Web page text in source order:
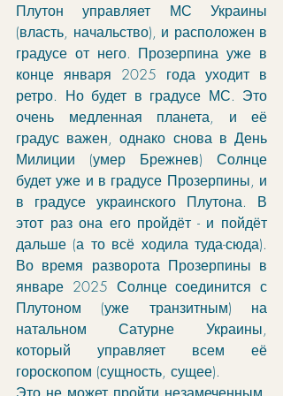
Плутон управляет МС Украины
(власть, начальство), и расположен в
градусе от него. Прозерпина уже в
конце января 2025 года уходит в
ретро. Но будет в градусе МС. Это
очень медленная планета, и её
градус важен, однако снова в День
Милиции (умер Брежнев) Солнце
будет уже и в градусе Прозерпины, и
в градусе украинского Плутона. В
этот раз она его пройдёт - и пойдёт
дальше (а то всё ходила туда-сюда).
Во время разворота Прозерпины в
январе 2025 Солнце соединится с
Плутоном (уже транзитным) на
натальном Сатурне Украины,
который управляет всем её
гороскопом (сущность, сущее).